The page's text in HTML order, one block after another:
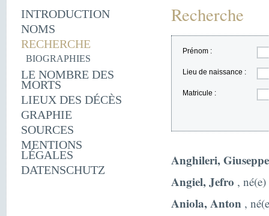
INTRODUCTION
NOMS
RECHERCHE
BIOGRAPHIES
LE NOMBRE DES
MORTS
LIEUX DES DÉCÈS
GRAPHIE
SOURCES
MENTIONS
LÉGALES
DATENSCHUTZ
Recherche
Prénom :
Lieu de naissance :
Matricule :
Anghileri, Giuseppe
Angiel, Jefro ,
Aniola, Anton ,